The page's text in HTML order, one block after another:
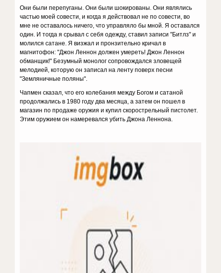
Они были перепуганы. Они были шокированы. Они являлись
частью моей совести, и когда я действовал не по совести, во
мне не оставалось ничего, что управляло бы мной. Я оставался
один. И тогда я срывал с себя одежду, ставил записи "Битлз" и
молился сатане. Я визжал и пронзительно кричал в
магнитофон: "Джон Леннон должен умереть! Джон Леннон
обманщик!" Безумный монолог сопровождался зловещей
мелодией, которую он записал на ленту поверх песни
"Земляничные поляны".
Чапмен сказал, что его колебания между Богом и сатаной
продолжались в 1980 году два месяца, а затем он пошел в
магазин по продаже оружия и купил скорострельный пистолет.
Этим оружием он намеревался убить Джона Леннона.